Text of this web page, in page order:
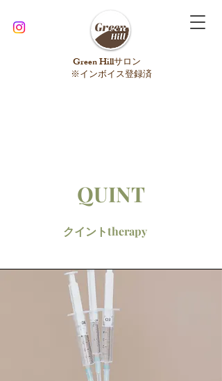
​Green Hillサロン
※インボイス登録済
​QUINT
クイントtherapy